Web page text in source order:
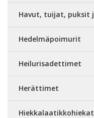
Havut, tuijat, puksit
Hedelmäpoimurit
Heilurisadettimet
Herättimet
Hiekkalaatikkohiekat